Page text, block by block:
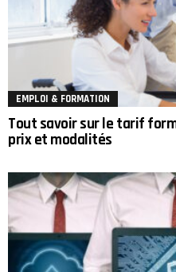
EMPLOI & FORMATION
Tout savoir sur le tarif
prix et modalités